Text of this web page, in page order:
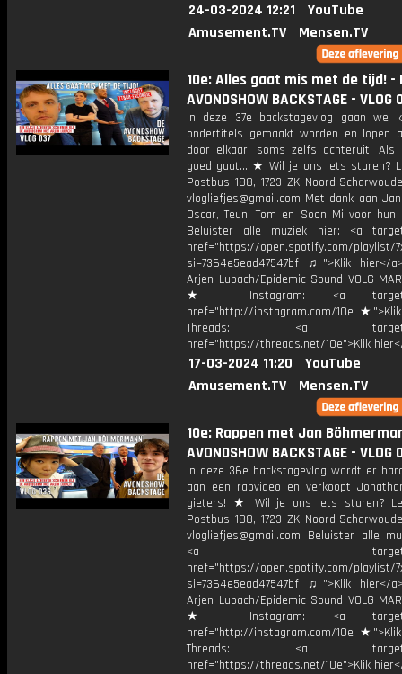
24-03-2024 12:21
YouTube
Amusement.TV
Mensen.TV
10e: Alles gaat mis met de tijd! -
AVONDSHOW BACKSTAGE - VLOG
In deze 37e backstagevlog gaan we
ondertitels gemaakt worden en lopen
door elkaar, soms zelfs achteruit! Als
goed gaat... ★ Wil je ons iets sturen?
Postbus 188, 1723 ZK Noord-
vlogliefjes@gmail.com Met dank aan
Oscar, Teun, Tom en Soon Mi voor hun
Beluister alle muziek hier: <a
href="https://open.spotify.com/playlist/
si=7364e5ead47547bf ♫">Klik hier</
Arjen Lubach/Epidemic Sound VOLG
★ Instagram: <a
href="http://instagram.com/10e
Threads: <a
href="https://threads.net/10e">Klik
17-03-2024 11:20
YouTube
Amusement.TV
Mensen.TV
10e: Rappen met Jan
AVONDSHOW BACKSTAGE - VLOG
In deze 36e backstagevlog wordt er
aan een rapvideo en verkoopt
gieters! ★ Wil je ons iets sturen?
Postbus 188, 1723 ZK Noord-
vlogliefjes@gmail.com Beluister alle
<a
href="https://open.spotify.com/playlist/
si=7364e5ead47547bf ♫">Klik hier</
Arjen Lubach/Epidemic Sound VOLG
★ Instagram: <a
href="http://instagram.com/10e
Threads: <a
href="https://threads.net/10e">Klik